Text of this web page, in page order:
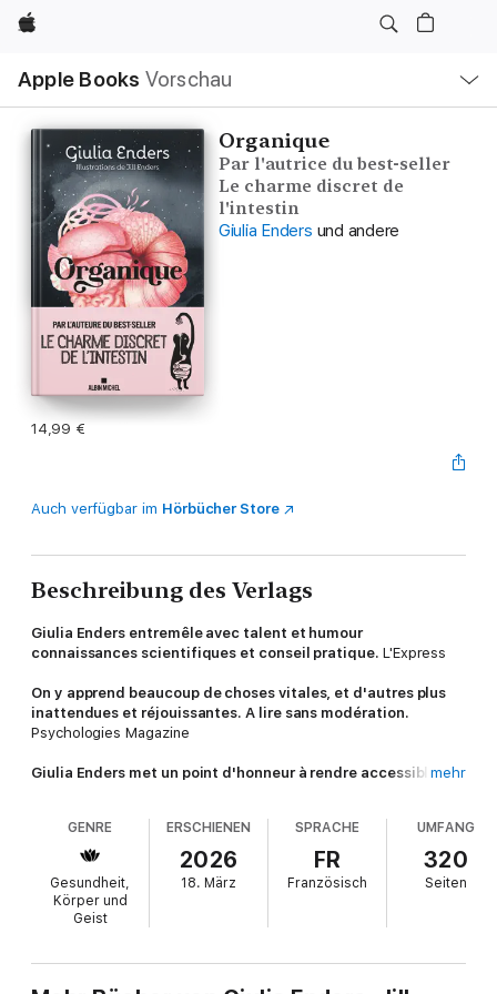
Apple
Apple Books Vorschau
Navigation
Menü
öffnen
Organique
Par l'autrice du best-seller
Le charme discret de
l'intestin
Giulia Enders und andere
14,99 €
Auch verfügbar im Hörbücher Store
Beschreibung des Verlags
Giulia Enders entremêle avec talent et humour
connaissances scientifiques et conseil pratique. L'Express
On y apprend beaucoup de choses vitales, et d'autres plus
inattendues et réjouissantes. A lire sans modération.
Psychologies Magazine
Giulia Enders met un point d'honneur à rendre accessible ce
Optant pour la même démarche de vulgarisation que pour le
premier opus, à la fois plein d’humour et scientifiquement
irréprochable, elle vante dans son nouvel ouvrage les
mérites insoupçonnés de cinq nouveaux organes.
mehr
GENRE
Gesundheit,
Körper und
Geist
ERSCHIENEN
2026
18. März
SPRACHE
FR
Französisch
UMFANG
320
Seiten